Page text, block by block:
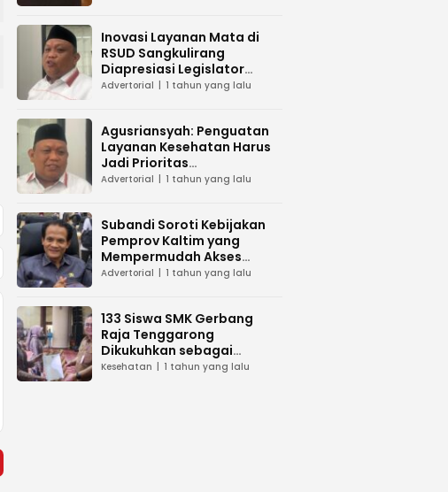
Inovasi Layanan Mata di
RSUD Sangkulirang
Diapresiasi Legislator
Kaltim
Advertorial 1 tahun yang lalu
Agusriansyah: Penguatan
Layanan Kesehatan Harus
Jadi Prioritas
Pembangunan di Kaltim
Advertorial 1 tahun yang lalu
Subandi Soroti Kebijakan
Pemprov Kaltim yang
Mempermudah Akses
Layanan Kesehatan
Advertorial 1 tahun yang lalu
133 Siswa SMK Gerbang
Raja Tenggarong
Dikukuhkan sebagai
Asisten Tenaga Kesehatan
Kesehatan 1 tahun yang lalu